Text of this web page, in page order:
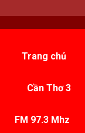
Trang chủ
Cần Thơ 3
FM 97.3 Mhz